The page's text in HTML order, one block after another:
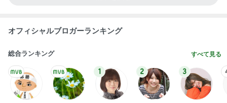
オフィシャルブロガーランキング
総合ランキング すべて見る
1 2 3